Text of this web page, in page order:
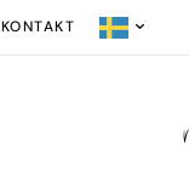
KONTAKT